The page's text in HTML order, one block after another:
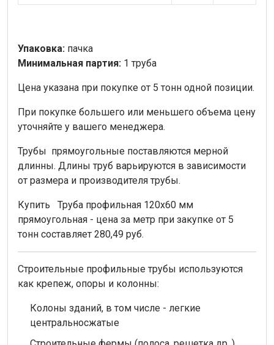
Упаковка: пачка
Минимальная партия: 1 труба
Цена указана при покупке от 5 тонн одной позиции.
При покупке большего или меньшего объема цену
уточняйте у вашего менеджера.
Трубы прямоугольные поставляются мерной
длинны. Длины труб варьируются в зависимости
от размера и производителя трубы.
Купить Труба профильная 120х60 мм
прямоугольная - цена за метр при закупке от 5
тонн составляет 280,49 руб.
Строительные профильные трубы используются
как крепеж, опоры и колонны:
Колоны зданий, в том числе - легкие
центральносжатые